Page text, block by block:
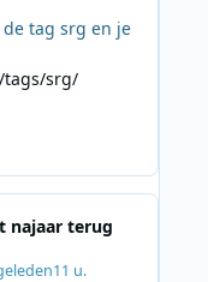
tag srg en je
srg/
najaar terug
11 u.